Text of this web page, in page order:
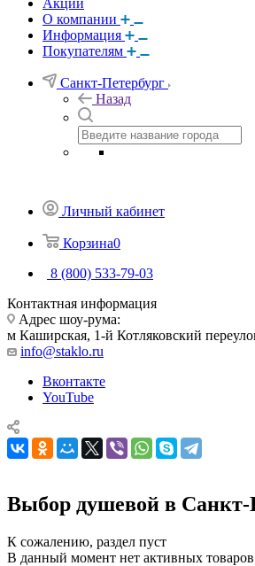
Акции
О компании
Информация
Покупателям
Санкт-Петербург
Назад
Личный кабинет
Корзина0
8 (800) 533-79-03
Контактная информация
Адрес шоу-рума:
м Каширская, 1-й Котляковский
info@staklo.ru
Вконтакте
YouTube
Выбор душевой в Санкт-
К сожалению, раздел пуст
В данный момент нет активных товаров